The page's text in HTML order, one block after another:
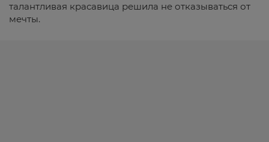
талантливая красавица решила не отказываться от
мечты.